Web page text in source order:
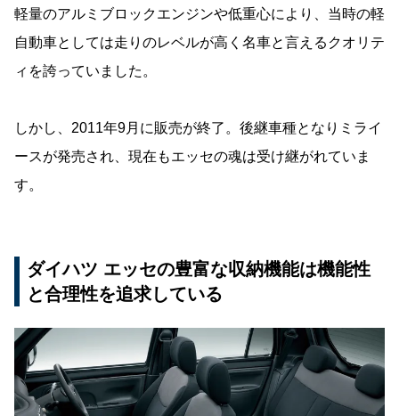
軽量のアルミブロックエンジンや低重心により、当時の軽
自動車としては走りのレベルが高く名車と言えるクオリテ
ィを誇っていました。
しかし、2011年9月に販売が終了。後継車種となりミライ
ースが発売され、現在もエッセの魂は受け継がれていま
す。
ダイハツ エッセの豊富な収納機能は機能性
と合理性を追求している